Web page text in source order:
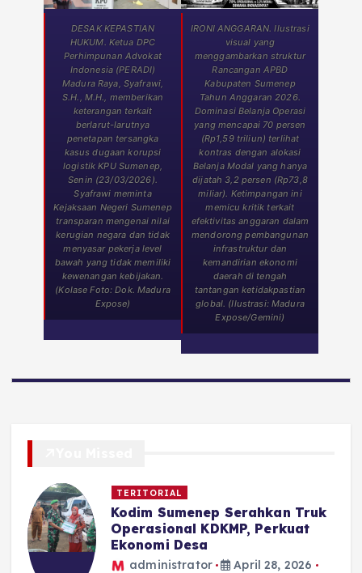
DESAK KEPASTIAN
HUKUM. Ketua DPC
Perhimpunan Advokat
Indonesia (PERADI)
Madura Raya, Syafrawi,
S.H., M.H., memberikan
keterangan terkait
berlarut-larutnya
penetapan tersangka
kasus dugaan korupsi
logistik KPU Sumenep,
Senin (23/03/2026).
Syafrawi meminta
Kejaksaan Negeri Sumenep
transparan mengenai nilai
kerugian negara dan tidak
menyasar pekerja level
bawah yang tidak memiliki
kewenangan kebijakan.
(Kolase Foto: Dok. Madura
Expose)
IRONI ANGGARAN. Ilustrasi
visual yang
menggambarkan struktur
Rancangan APBD
Kabupaten Sumenep
Tahun Anggaran 2026.
Dominasi Belanja Operasi
yang mencapai 70 persen
(Rp1,59 triliun) terlihat
kontras dengan alokasi
Belanja Modal yang hanya
dijatah 3,2 persen (Rp73,8
miliar). Ketimpangan ini
memicu kritik terkait
efektivitas anggaran dalam
mendorong pembangunan
infrastruktur dan
kemandirian ekonomi
daerah di tengah
tantangan ketidakpastian
global. (Ilustrasi: Madura
Expose/Gemini)
TERITORIAL
Kodim Sumenep Serahkan Truk
Operasional KDKMP, Perkuat
Ekonomi Desa
administrator
April 28, 2026